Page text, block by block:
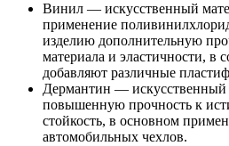
Винил — искусственный
применение
изделию дополнительную
материала и эластичности, в
добавляют различные
Дермантин —
повышенную прочность к
стойкость, в основном
автомобильных чехлов.